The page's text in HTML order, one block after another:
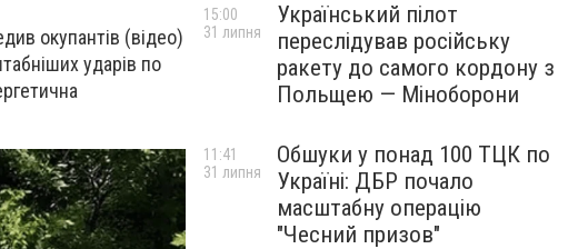
окупантів (відео)
ударів по
Український пілот
переслідував російську
ракету до самого кордону з
Польщею — Міноборони
15:00
31 липня
Обшуки у понад 100 ТЦК по
Україні: ДБР почало
масштабну операцію
"Чесний призов"
11:41
31 липня